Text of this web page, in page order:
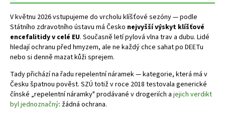
V květnu 2026 vstupujeme do vrcholu klíšťové sezóny — podle
Státního zdravotního ústavu má Česko nejvyšší výskyt klíšťové
encefalitidy v celé EU. Současně letí pylová vlna trav a dubu. Lidé
hledají ochranu před hmyzem, ale ne každý chce sahat po DEETu
nebo si denně mazat kůži sprejem.
Tady přichází na řadu repelentní náramek — kategorie, která má v
Česku špatnou pověst. SZÚ totiž v roce 2018 testovala generické
čínské „repelentní náramky" prodávané v drogeriích a jejich verdikt
byl jednoznačný: žádná ochrana.